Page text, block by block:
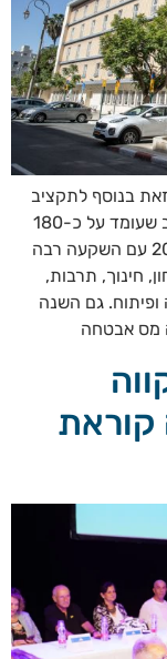
שקלים, זאת בנוסף לתקציב
מקפ"ת שעומד על 190 מיליון ₪ ותקציב מיתב שעומד על כ-180
מיליון ₪. בעיריית פ"ת מצייניים כי תקציב 2026 עם השקעה רבה
חינוך, תרבות,
ופיתוח. גם השנה
מס אבטחה
קוראת